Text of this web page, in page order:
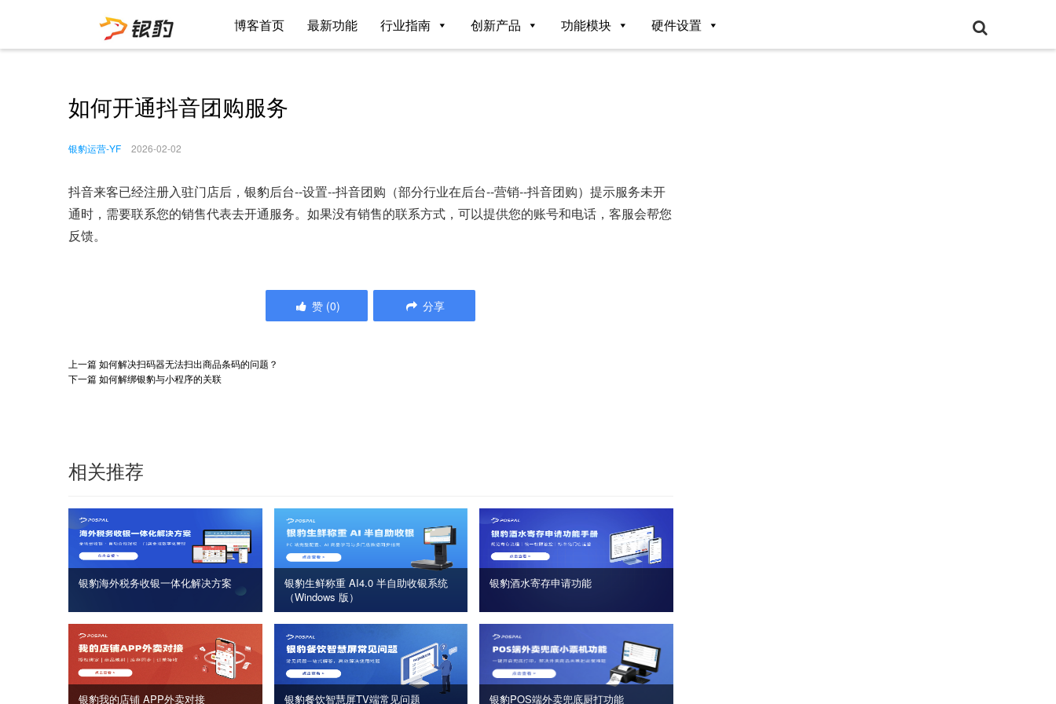
博客首页 最新功能 行业指南 创新产品 功能模块 硬件设置
如何开通抖音团购服务
银豹运营-YF 2026-02-02
抖音来客已经注册入驻门店后，银豹后台--设置--抖音团购（部分行业在后台--营销--抖音团购）提示服务未开
通时，需要联系您的销售代表去开通服务。如果没有销售的联系方式，可以提供您的账号和电话，客服会帮您
反馈。
赞 (0) 分享
上一篇如何解决扫码器无法扫出商品条码的问题？
下一篇如何解绑银豹与小程序的关联
相关推荐
银豹海外税务收银一体化解决方案
银豹生鲜称重 AI4.0 半自助收银系统
（Windows 版）
银豹酒水寄存申请功能
银豹我的店铺 APP外卖对接 银豹餐饮智慧屏TV端常见问题 银豹POS端外卖兜底厨打功能